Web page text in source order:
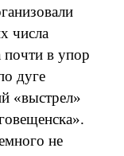
числа
в упор
дуге
«выстрел»
не